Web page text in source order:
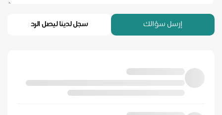
إرسل سؤالك سجل لدينا ليصل الرد